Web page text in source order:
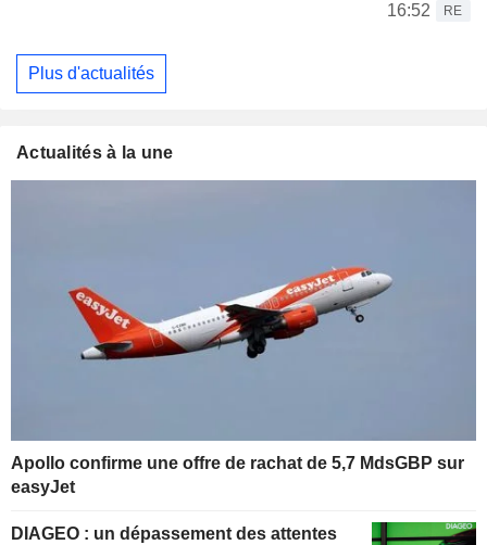
16:52
RE
Plus d'actualités
Actualités à la une
Apollo confirme une offre de rachat de 5,7 MdsGBP sur
easyJet
DIAGEO : un dépassement des attentes